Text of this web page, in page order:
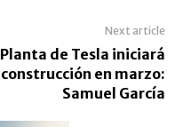
Next article
Planta de Tesla iniciará
construcción en marzo:
Samuel García